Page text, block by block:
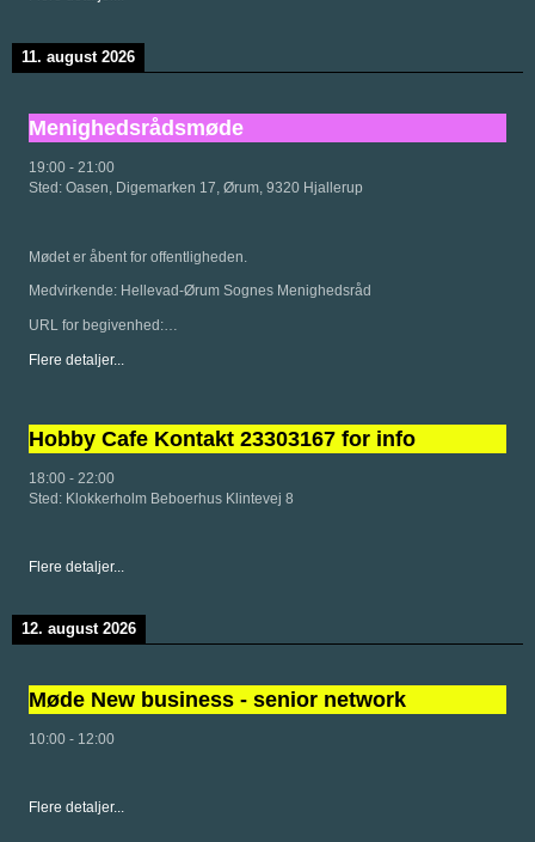
11. august 2026
Menighedsrådsmøde
19:00 - 21:00
Sted: Oasen, Digemarken 17, Ørum, 9320 Hjallerup
Mødet er åbent for offentligheden.
Medvirkende: Hellevad-Ørum Sognes Menighedsråd
URL for begivenhed:…
Flere detaljer...
Hobby Cafe Kontakt 23303167 for info
18:00 - 22:00
Sted: Klokkerholm Beboerhus Klintevej 8
Flere detaljer...
12. august 2026
Møde New business - senior network
10:00 - 12:00
Flere detaljer...